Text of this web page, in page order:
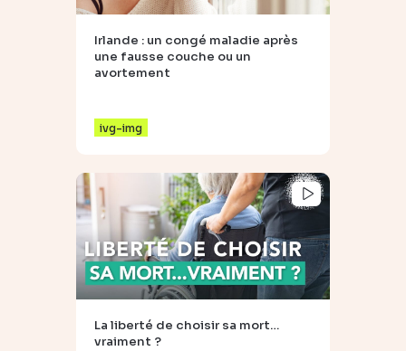
Irlande : un congé maladie après
une fausse couche ou un
avortement
ivg-img
La liberté de choisir sa mort…
vraiment ?